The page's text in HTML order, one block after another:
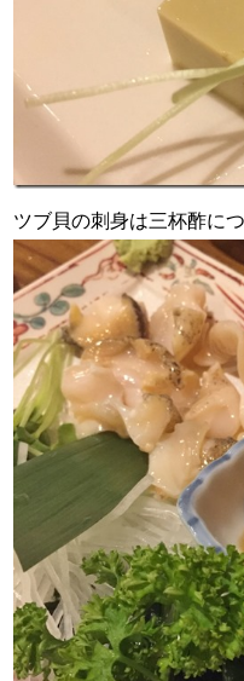
ツブ貝の刺身は三杯酢に